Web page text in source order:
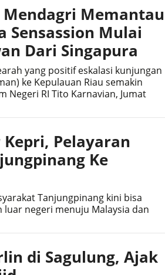
Memantau
Sensassion Mulai
Dari Singapura
yang positif eskalasi kunjungan
ke Kepulauan Riau semakin
RI Tito Karnavian, Jumat
Pelayaran
Ke
Tanjungpinang kini bisa
negeri menuju Malaysia dan
di Sagulung, Ajak